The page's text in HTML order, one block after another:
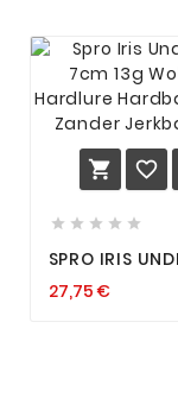
 
    
SPRO IRIS
HARDLURE
27,75 €